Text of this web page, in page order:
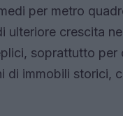
per metro
ulteriore crescita
soprattutto
di immobili storici,